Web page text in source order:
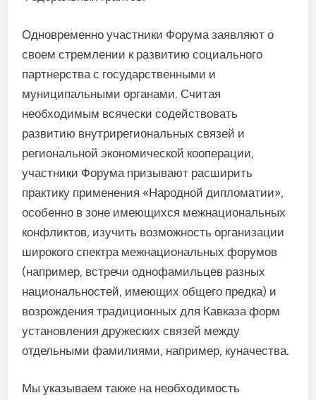
Одновременно участники Форума заявляют о
своем стремлении к развитию социального
партнерства с государственными и
муниципальными органами. Считая
необходимым всячески содействовать
развитию внутрирегиональных связей и
региональной экономической кооперации,
участники Форума призывают расширить
практику применения «Народной дипломатии»,
особенно в зоне имеющихся межнациональных
конфликтов, изучить возможность организации
широкого спектра межнациональных форумов
(например, встречи однофамильцев разных
национальностей, имеющих общего предка) и
возрождения традиционных для Кавказа форм
установления дружеских связей между
отдельными фамилиями, например, куначества.
Мы указываем также на необходимость